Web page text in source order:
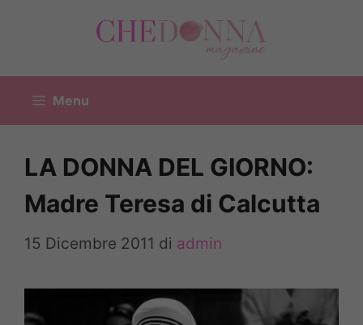
Menu
LA DONNA DEL GIORNO:
Madre Teresa di Calcutta
15 Dicembre 2011 di admin